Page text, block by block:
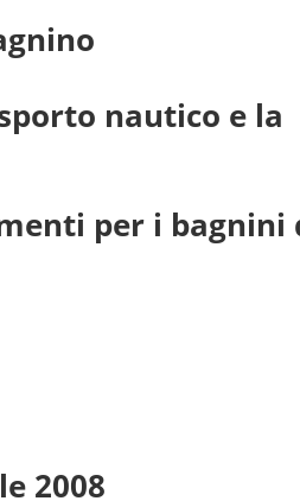
nautico e la
per i bagnini
2008